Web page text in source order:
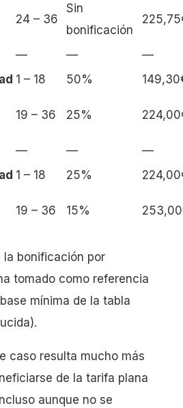
24 – 36
Sin
bonificación
— —
—
1 – 18 50%
19 – 36 25%
— —
—
1 – 18 25%
19 – 36 15%
la bonificación por
tomado como referencia
mínima de la tabla
caso resulta mucho más
de la tarifa plana
aunque no se